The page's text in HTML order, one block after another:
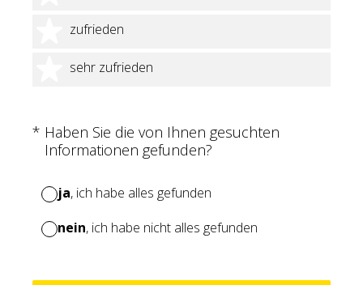
zufrieden
4 Sterne
sehr zufrieden
5 Sterne
* Haben Sie die von Ihnen gesuchten
Informationen gefunden?
(Erforderlich.)
ja, ich habe alles gefunden
nein, ich habe nicht alles gefunden